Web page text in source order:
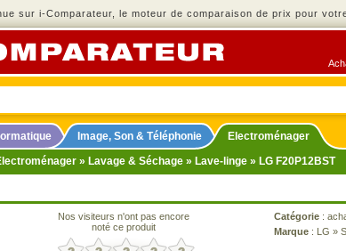
sur i-Comparateur, le moteur de comparaison de prix pour
Image, Son & Téléphonie
Electroménager
» Lavage & Séchage » Lave-linge » LG F20P12BST
Nos visiteurs n'ont pas encore
noté ce produit
Catégorie :
Marque : LG »